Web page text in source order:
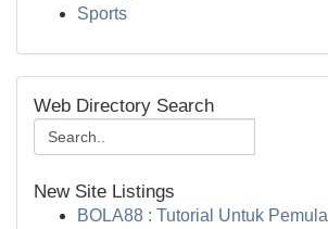
Sports
Web Directory Search
New Site Listings
BOLA88 : Tutorial Untuk Pemula